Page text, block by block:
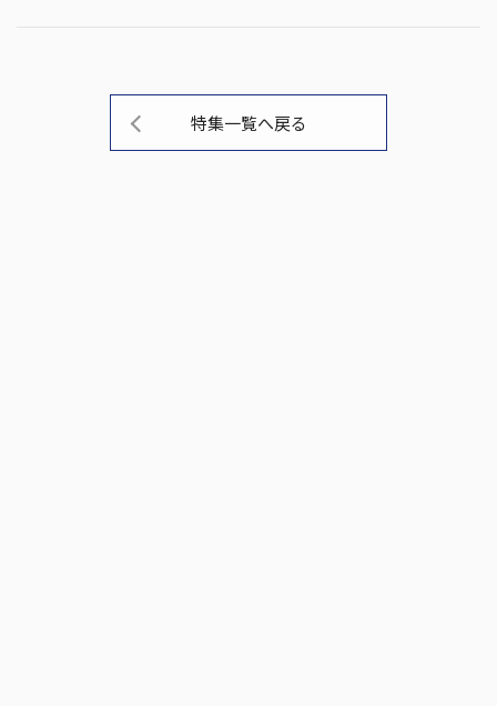
特集一覧へ戻る